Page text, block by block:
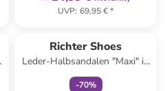
UVP: 69,95 €*
Richter Shoes
Leder-Halbsandalen "Maxi" in
Blau
-70%